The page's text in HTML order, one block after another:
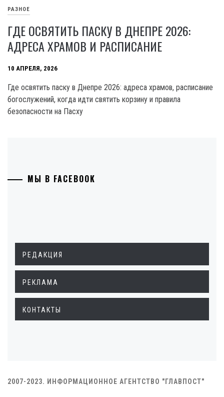
РАЗНОЕ
ГДЕ ОСВЯТИТЬ ПАСКУ В ДНЕПРЕ 2026:
АДРЕСА ХРАМОВ И РАСПИСАНИЕ
10 АПРЕЛЯ, 2026
Где освятить паску в Днепре 2026: адреса храмов, расписание
богослужений, когда идти святить корзину и правила
безопасности на Пасху
МЫ В FACEBOOK
РЕДАКЦИЯ
РЕКЛАМА
КОНТАКТЫ
2007-2023. ИНФОРМАЦИОННОЕ АГЕНТСТВО "ГЛАВПОСТ"